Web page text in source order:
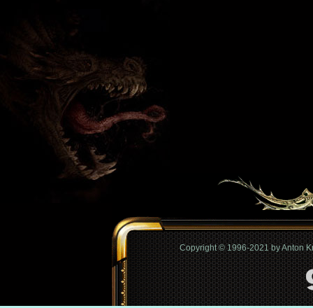
Copyright © 1996-2021 by Anton